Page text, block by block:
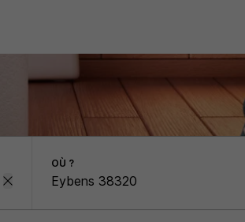
OÙ ?